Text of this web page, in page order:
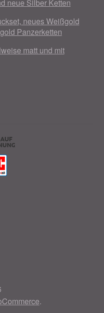
neue Silber Ketten
neues Weißgold
Panzerketten
matt und mit
.